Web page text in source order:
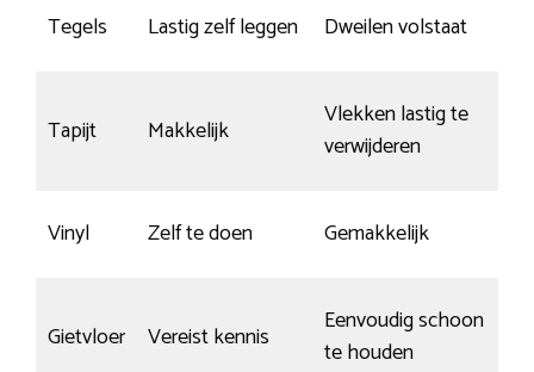
Tegels
Lastig zelf leggen Dweilen volstaat
Tapijt Makkelijk
Vlekken lastig te
verwijderen
Vinyl Zelf te doen Gemakkelijk
Gietvloer Vereist kennis
Eenvoudig schoon
te houden